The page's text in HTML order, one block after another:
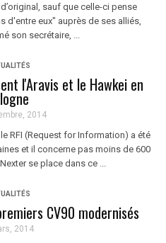
sauf que celle-ci pense
d'entre eux" auprès de ses alliés,
son secrétaire, ...
l'Aravis et le Hawkei en
2014
RFI (Request for Information) a été
et il concerne pas moins de 600
se place dans ce ...
CV90 modernisés
2014